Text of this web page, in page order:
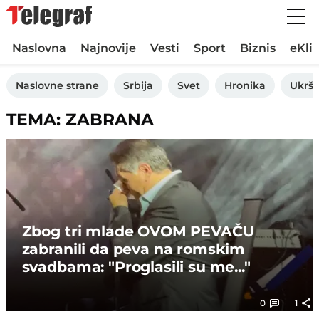
Naslovna Najnovije Vesti Sport Biznis
Naslovne strane Srbija Svet Hronika
TEMA: ZABRANA
Zbog tri mlade OVOM PEVAČU
zabranili da peva na romskim
svadbama: "Proglasili su me..."
0 1